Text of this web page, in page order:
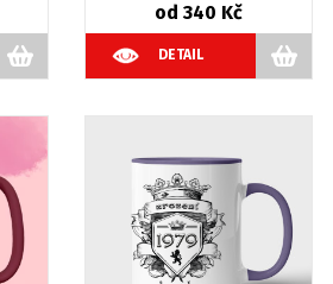
od 340 Kč
DETAIL